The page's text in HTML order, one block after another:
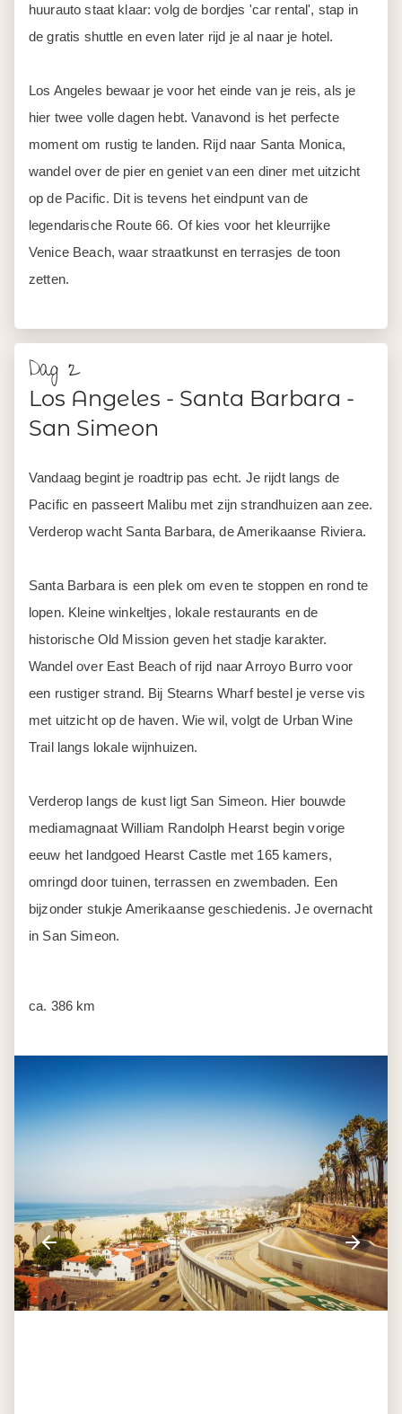
huurauto staat klaar: volg de bordjes 'car rental', stap in
de gratis shuttle en even later rijd je al naar je hotel.
Los Angeles bewaar je voor het einde van je reis, als je
hier twee volle dagen hebt. Vanavond is het perfecte
moment om rustig te landen. Rijd naar Santa Monica,
wandel over de pier en geniet van een diner met uitzicht
op de Pacific. Dit is tevens het eindpunt van de
legendarische Route 66. Of kies voor het kleurrijke
Venice Beach, waar straatkunst en terrasjes de toon
zetten.
Dag 2
Los Angeles - Santa Barbara -
San Simeon
Vandaag begint je roadtrip pas echt. Je rijdt langs de
Pacific en passeert Malibu met zijn strandhuizen aan zee.
Verderop wacht Santa Barbara, de Amerikaanse Riviera.
Santa Barbara is een plek om even te stoppen en rond te
lopen. Kleine winkeltjes, lokale restaurants en de
historische Old Mission geven het stadje karakter.
Wandel over East Beach of rijd naar Arroyo Burro voor
een rustiger strand. Bij Stearns Wharf bestel je verse vis
met uitzicht op de haven. Wie wil, volgt de Urban Wine
Trail langs lokale wijnhuizen.
Verderop langs de kust ligt San Simeon. Hier bouwde
mediamagnaat William Randolph Hearst begin vorige
eeuw het landgoed Hearst Castle met 165 kamers,
omringd door tuinen, terrassen en zwembaden. Een
bijzonder stukje Amerikaanse geschiedenis. Je overnacht
in San Simeon.
ca. 386 km